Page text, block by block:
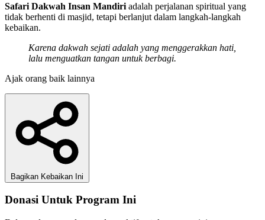
Safari Dakwah Insan Mandiri adalah perjalanan spiritual yang
tidak berhenti di masjid, tetapi berlanjut dalam langkah-langkah
kebaikan.
Karena dakwah sejati adalah yang menggerakkan hati,
lalu menguatkan tangan untuk berbagi.
Ajak orang baik lainnya
Bagikan Kebaikan Ini
Donasi Untuk Program Ini